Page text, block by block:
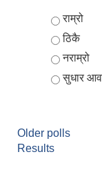
Choices
राम्रो
ठिकै
नराम्रो
सुधार
Older polls
Results